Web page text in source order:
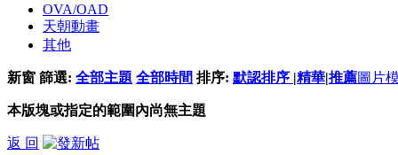
OVA/OAD
天朝動畫
其他
新窗 篩選: 全部主題 全部時間 排序: 默認排序 |精華|推薦圖片
本版塊或指定的範圍內尚無主題
返 回